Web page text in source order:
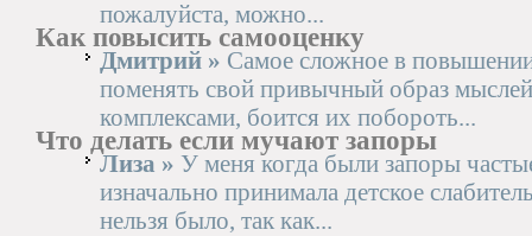
пожалуйста, можно...
Как повысить самооценку
Дмитрий » Самое сложное в
поменять свой привычный образ
комплексами, боится их побороть...
Что делать если мучают запоры
Лиза » У меня когда были запоры
изначально принимала детское
нельзя было, так как...